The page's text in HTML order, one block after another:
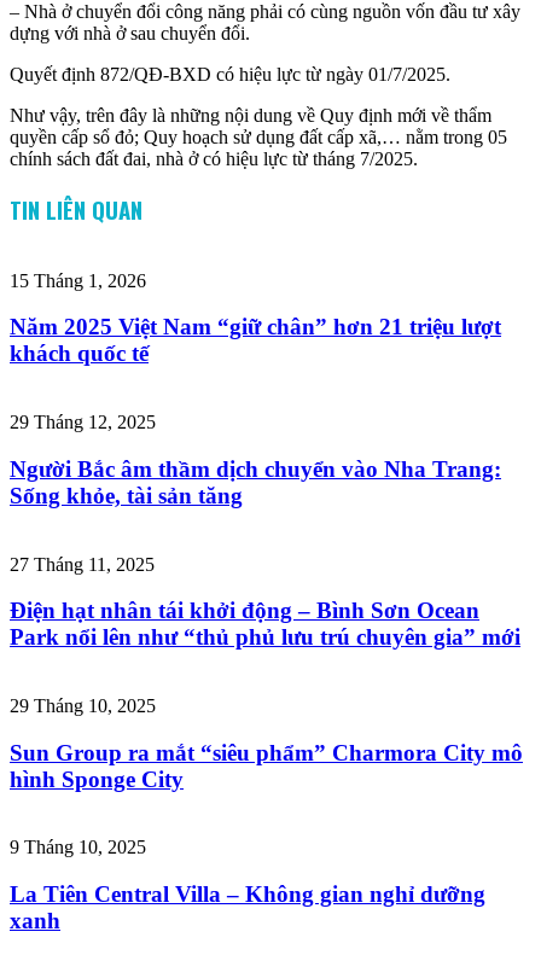
– Nhà ở chuyển đổi công năng phải có cùng nguồn vốn đầu tư xây
dựng với nhà ở sau chuyển đổi.
Quyết định 872/QĐ-BXD có hiệu lực từ ngày 01/7/2025.
Như vậy, trên đây là những nội dung về Quy định mới về thẩm
quyền cấp sổ đỏ; Quy hoạch sử dụng đất cấp xã,… nằm trong 05
chính sách đất đai, nhà ở có hiệu lực từ tháng 7/2025.
TIN LIÊN QUAN
15 Tháng 1, 2026
Năm 2025 Việt Nam “giữ chân” hơn 21 triệu lượt
khách quốc tế
29 Tháng 12, 2025
Người Bắc âm thầm dịch chuyển vào Nha Trang:
Sống khỏe, tài sản tăng
27 Tháng 11, 2025
Điện hạt nhân tái khởi động – Bình Sơn Ocean
Park nổi lên như “thủ phủ lưu trú chuyên gia” mới
29 Tháng 10, 2025
Sun Group ra mắt “siêu phẩm” Charmora City mô
hình Sponge City
9 Tháng 10, 2025
La Tiên Central Villa – Không gian nghỉ dưỡng
xanh